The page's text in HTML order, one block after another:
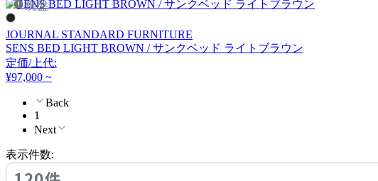
廃盤
JOURNAL STANDARD FURNITURE
SENS BED LIGHT BROWN / サンクベッド ライトブラウン
定価/上代:
¥97,000 ~
Back
1
Next
表示件数: